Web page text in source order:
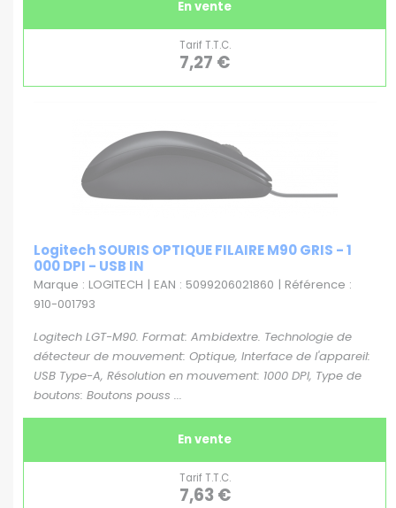
En vente
Tarif T.T.C.
7,27 €
Logitech SOURIS OPTIQUE FILAIRE M90 GRIS - 1
000 DPI - USB IN
Marque : LOGITECH | EAN : 5099206021860 | Référence :
910-001793
Logitech LGT-M90. Format: Ambidextre. Technologie de
détecteur de mouvement: Optique, Interface de l'appareil:
USB Type-A, Résolution en mouvement: 1000 DPI, Type de
boutons: Boutons pouss ...
En vente
Tarif T.T.C.
7,63 €